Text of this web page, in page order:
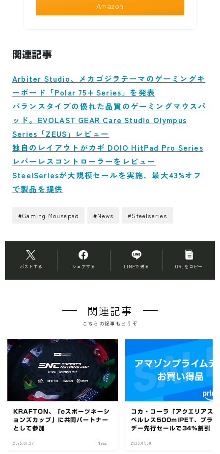
Amazon
関連記事
Arbiter Studio、メカゴジラテーマのゲーミングキ
ーボード「Polar 75+ Series」を発表
バランスタイプの優れた品質のゲーミングマウスパ
ッド。EVOLAST GEAR Care Studio Olympus
Series「ZEUS」レビュー
独自のレイアウトがカギ DOIO HitPad Pro Series
レバーレスコントローラーをレビュー
SteelSeriesが大規模セールを実施、最大43%オフ
で製品を提供
#Gaming Mousepad #News #Steelseries
ポストする シェアする LINEで送る URLをコピー
関連記事
こちらの記事もどうぞ
KRAFTON、「eスポーツネーシ
ョンズカップ」に共同パートナー
として参加
2025.08.27 News
コカ・コーラ「アクエリアス
ベルレス500mlPET、プライ
デー先行セールで34%割引
2025.07.08